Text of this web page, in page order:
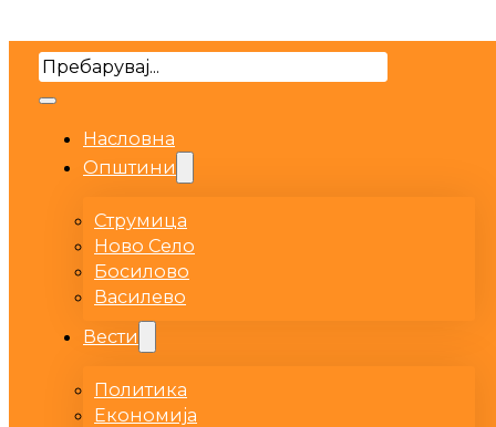
Search
Насловна
Општини
Струмица
Ново Село
Босилово
Василево
Вести
Политика
Економија